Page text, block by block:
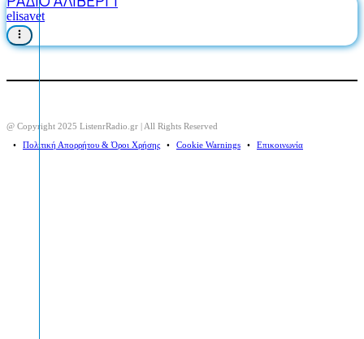
elisavet
@ Copyright 2025 ListenrRadio.gr | All Rights Reserved
⠀•⠀ Πολιτική Απορρήτου & Όροι Χρήσης ⠀•⠀ Cookie Warnings ⠀•⠀ Επικοινωνία